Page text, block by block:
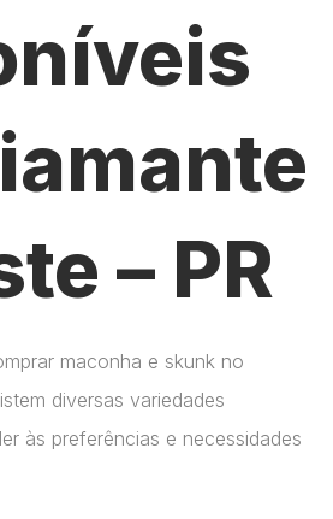
– PR
maconha e skunk no
diversas variedades
às preferências e necessidades